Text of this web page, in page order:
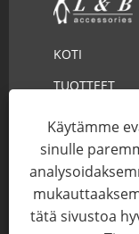
KOTI
TUOTTEET
OTA MEIHIN
Co., Ltd -
Käytämme
sinulle
tätä sivustoa